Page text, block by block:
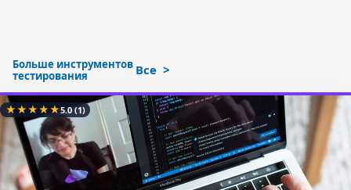
Больше инструментов
тестирования
Все
★★★★★5.0(1)